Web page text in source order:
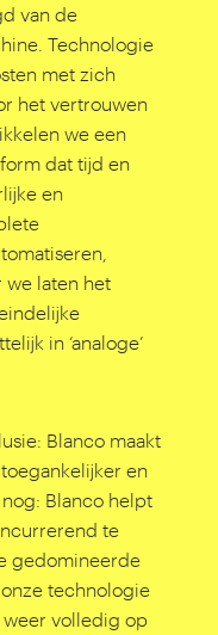
van de
Technologie
met zich
het vertrouwen
we een
dat tijd en
en
we laten het
in ‘analoge’
Blanco maakt
en
Blanco helpt
te
gedomineerde
technologie
volledig op